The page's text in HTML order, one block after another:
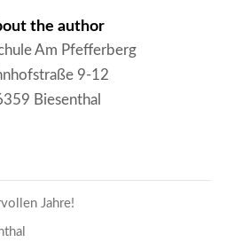
the author
Am Pfefferberg
9-12
Biesenthal
Jahre!